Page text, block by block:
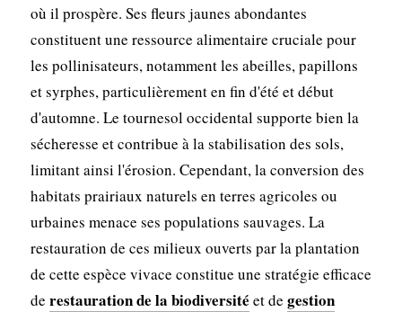
où il prospère. Ses fleurs jaunes abondantes
constituent une ressource alimentaire cruciale pour
les pollinisateurs, notamment les abeilles, papillons
et syrphes, particulièrement en fin d'été et début
d'automne. Le tournesol occidental supporte bien la
sécheresse et contribue à la stabilisation des sols,
limitant ainsi l'érosion. Cependant, la conversion des
habitats prairiaux naturels en terres agricoles ou
urbaines menace ses populations sauvages. La
restauration de ces milieux ouverts par la plantation
de cette espèce vivace constitue une stratégie efficace
de restauration de la biodiversité et de gestion